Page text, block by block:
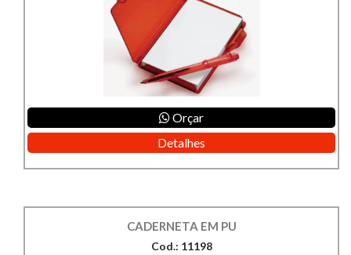
Orçar
Detalhes
CADERNETA EM PU
Cod.: 11198